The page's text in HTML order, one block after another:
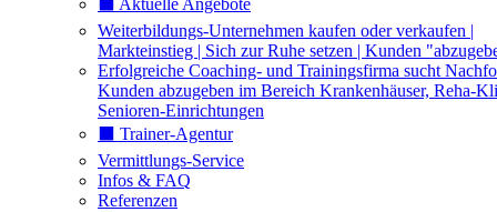
⬛️ Aktuelle Angebote
Weiterbildungs-Unternehmen kaufen oder verkaufen |
Markteinstieg | Sich zur Ruhe setzen | Kunden
Erfolgreiche Coaching- und Trainingsfirma sucht
Kunden abzugeben im Bereich Krankenhäuser, Reha-
Senioren-Einrichtungen
⬛️ Trainer-Agentur
Vermittlungs-Service
Infos & FAQ
Referenzen